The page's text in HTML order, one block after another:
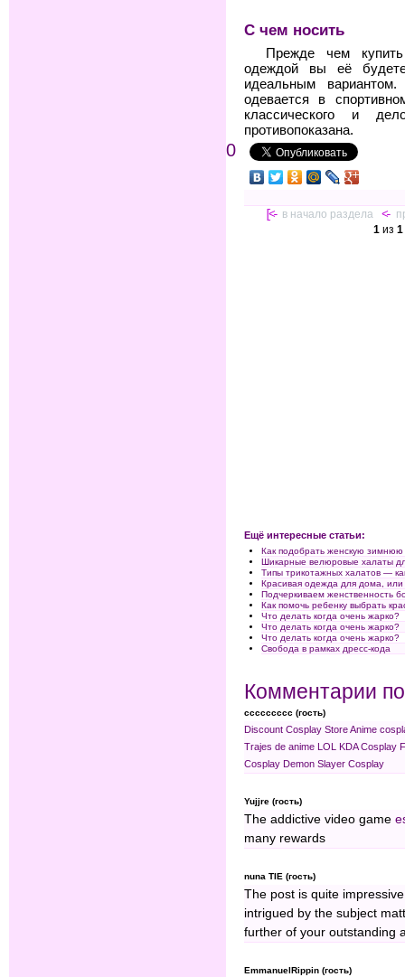
С чем носить
Прежде чем
одеждой вы её
идеальным
одевается в
классического и
противопоказана.
0
[<- в начало раздела <-
1 из 1
Ещё интересные статьи:
Как подобрать женскую зимнюю
Шикарные велюровые халаты
Типы трикотажных халатов —
Красивая одежда для дома, или
Подчеркиваем женственность
Как помочь ребенку выбрать
Что делать когда очень жарко?
Что делать когда очень жарко?
Что делать когда очень жарко?
Свобода в рамках дресс-кода
Комментарии
ccccccccc (гость)
Discount Cosplay StoreAnime
Trajes de anime LOL KDA Cosplay
Cosplay Demon Slayer Cosplay
Yujjre (гость)
The addictive video game
many rewards
nuna TIE (гость)
The post is quite
intrigued by the subject
further of your outstanding
EmmanuelRippin (гость)